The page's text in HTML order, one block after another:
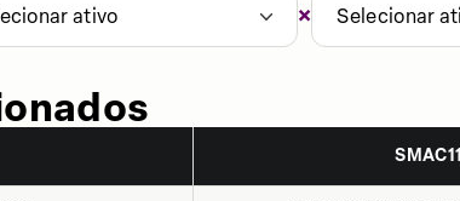
ativo × Selecionar
SMAC11